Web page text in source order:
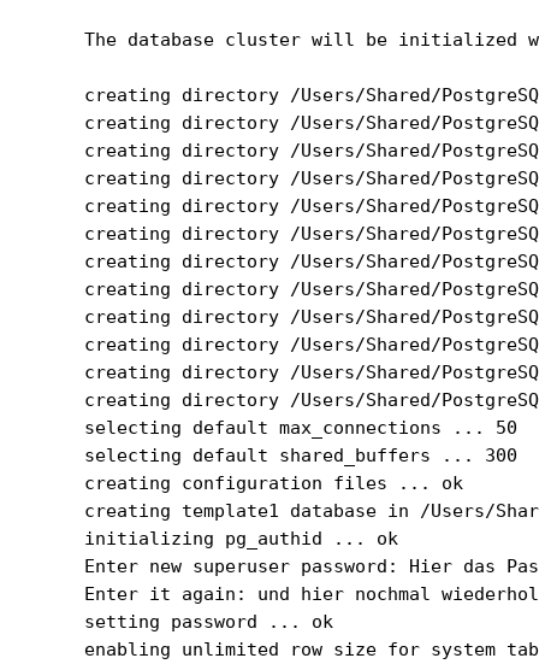
The database cluster will be initialized
creating directory /Users/Shared/
creating directory /Users/Shared/
creating directory /Users/Shared/
creating directory /Users/Shared/
creating directory /Users/Shared/
creating directory /Users/Shared/
creating directory /Users/Shared/
creating directory /Users/Shared/
creating directory /Users/Shared/
creating directory /Users/Shared/
creating directory /Users/Shared/
creating directory /Users/Shared/
selecting default max_connections ... 50
selecting default shared_buffers ... 300
creating configuration files ... ok
creating template1 database in /Users/
initializing pg_authid ... ok
Enter new superuser password: Hier das
Enter it again: und hier nochmal
setting password ... ok
enabling unlimited row size for system